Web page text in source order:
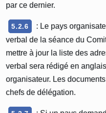
par ce dernier.
5.2.6
: Le pays
verbal de la séance du
mettre à jour la liste des
verbal sera rédigé en
organisateur. Les
chefs de délégation.